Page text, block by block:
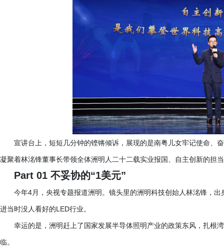
宣讲台上，短短几分钟的铿锵倾诉，展现的是南粤儿女牢记使命、
凝聚着林洺锋董事长带领全体洲明人二十二载实业报国、自主创新的担
Part 01 不妥协的“1美元”
今年4月，央视专题报道洲明。镜头里的洲明科技创始人林洺锋，
进当时没人看好的LED行业。
幸运的是，洲明赶上了国家发展半导体照明产业的政策东风，扎根
临。